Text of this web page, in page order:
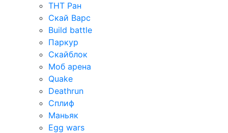
ТНТ Ран
Скай Варс
Build battle
Паркур
Скайблок
Моб арена
Quake
Deathrun
Сплиф
Маньяк
Egg wars